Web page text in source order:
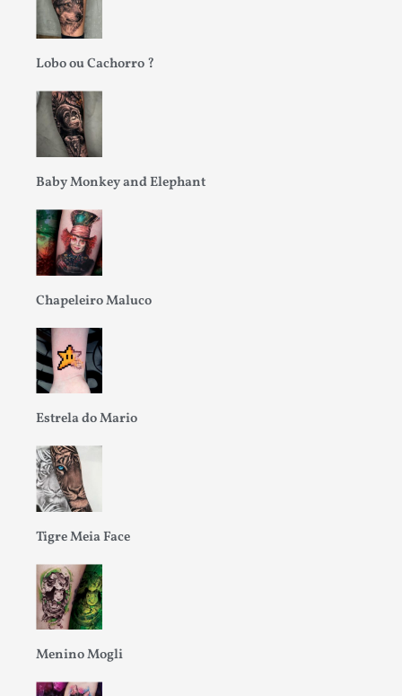
Lobo ou Cachorro ?
Baby Monkey and Elephant
Chapeleiro Maluco
Estrela do Mario
Tigre Meia Face
Menino Mogli